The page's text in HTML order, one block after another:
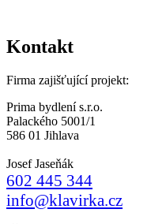
Kontakt
Firma zajišťující projekt:
Prima bydlení s.r.o.
Palackého 5001/1
586 01 Jihlava
Josef Jaseňák
602 445 344
info@klavirka.cz